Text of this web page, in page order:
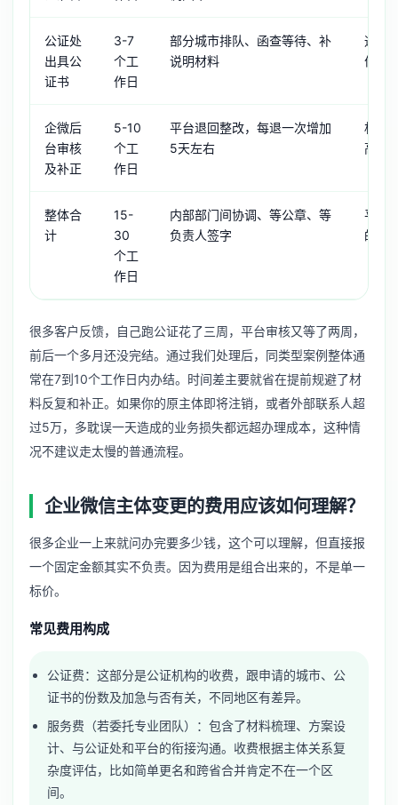
公证处
出具公
证书
3-7
个工
作日
部分城市排队、函查等待、补
说明材料
通常
优先
企微后
台审核
及补正
5-10
个工
作日
平台退回整改，每退一次增加
5天左右
材料
高，
整体合
计
15-
30
个工
作日
内部部门间协调、等公章、等
负责人签字
平均
的三
很多客户反馈，自己跑公证花了三周，平台审核又等了两周，
前后一个多月还没完结。通过我们处理后，同类型案例整体通
常在7到10个工作日内办结。时间差主要就省在提前规避了材
料反复和补正。如果你的原主体即将注销，或者外部联系人超
过5万，多耽误一天造成的业务损失都远超办理成本，这种情
况不建议走太慢的普通流程。
企业微信主体变更的费用应该如何理解？
很多企业一上来就问办完要多少钱，这个可以理解，但直接报
一个固定金额其实不负责。因为费用是组合出来的，不是单一
标价。
常见费用构成
公证费：这部分是公证机构的收费，跟申请的城市、公
证书的份数及加急与否有关，不同地区有差异。
服务费（若委托专业团队）：包含了材料梳理、方案设
计、与公证处和平台的衔接沟通。收费根据主体关系复
杂度评估，比如简单更名和跨省合并肯定不在一个区
间。